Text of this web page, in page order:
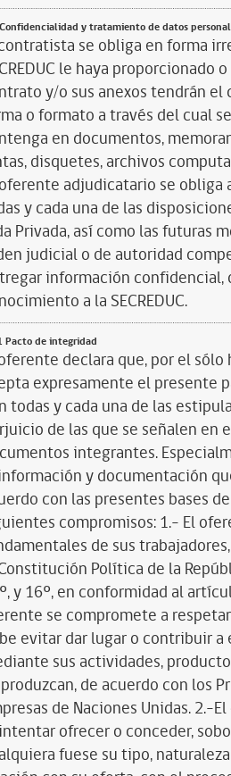
y tratamiento de datos
se obliga en forma
le haya
y/o sus anexos tendrán
o formato a través del cual
en documentos,
disquetes, archivos
adjudicatario se
y cada una de las
Privada, así como las futuras
judicial o de autoridad
información
a la SECREDUC.
Pacto de integridad
declara que, por el
expresamente el presente
todas y cada una de las
de las que se señalen en
integrantes.
y documentación
con las presentes bases
compromisos: 1.- El
de sus
Política de la
y 16º, en conformidad al
se compromete a
evitar dar lugar o contribuir
sus actividades,
de acuerdo con los
de Naciones Unidas. 2.-
ofrecer o conceder,
fuese su tipo,